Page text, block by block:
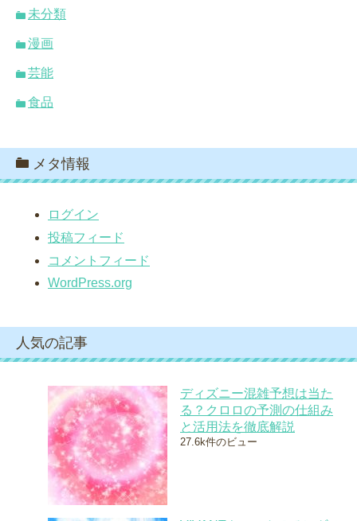
未分類
漫画
芸能
食品
メタ情報
ログイン
投稿フィード
コメントフィード
WordPress.org
人気の記事
ディズニー混雑予想は当た
る？クロロの予測の仕組み
と活用法を徹底解説
27.6k件のビュー